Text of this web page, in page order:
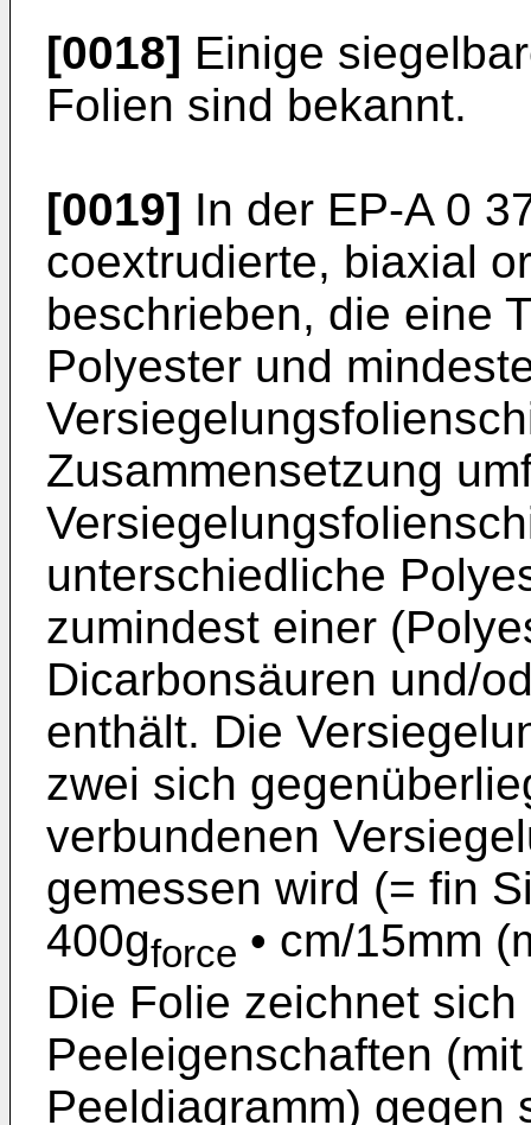
[0018] Einige
Folien sind bekannt.
[0019] In der EP-A 0
coextrudierte, biaxial
beschrieben, die eine
Polyester und
Zusammensetzung
unterschiedliche
zumindest einer
Dicarbonsäuren und/
enthält. Die
zwei sich
verbundenen
gemessen wird (= fin
400gforce • cm/15mm
Die Folie zeichnet
Peeleigenschaften
Peeldiagramm) gegen